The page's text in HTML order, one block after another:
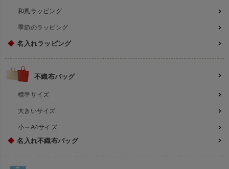
和風ラッピング
季節のラッピング
◆ 名入れラッピング
不織布バッグ
標準サイズ
大きいサイズ
小～A4サイズ
◆ 名入れ不織布バッグ